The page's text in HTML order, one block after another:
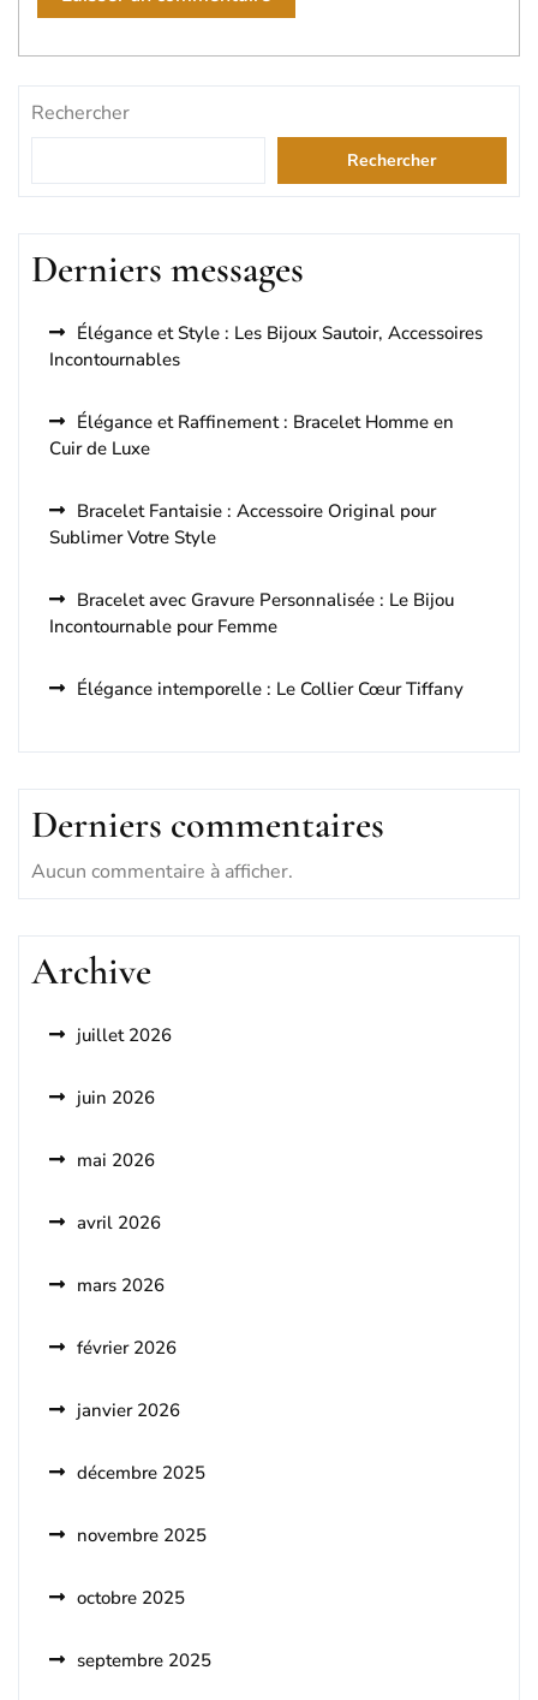
Rechercher
Rechercher
Derniers messages
Élégance et Style : Les Bijoux Sautoir, Accessoires
Incontournables
Élégance et Raffinement : Bracelet Homme en
Cuir de Luxe
Bracelet Fantaisie : Accessoire Original pour
Sublimer Votre Style
Bracelet avec Gravure Personnalisée : Le Bijou
Incontournable pour Femme
Élégance intemporelle : Le Collier Cœur Tiffany
Derniers commentaires
Aucun commentaire à afficher.
Archive
juillet 2026
juin 2026
mai 2026
avril 2026
mars 2026
février 2026
janvier 2026
décembre 2025
novembre 2025
octobre 2025
septembre 2025